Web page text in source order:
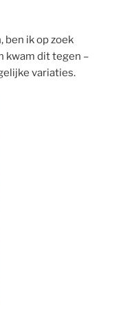
ben ik op zoek
kwam dit tegen –
variaties.